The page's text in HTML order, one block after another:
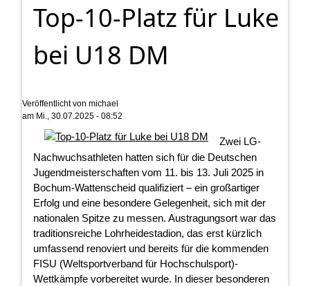
Top-10-Platz für Luke
bei U18 DM
Veröffentlicht von michael
am Mi., 30.07.2025 - 08:52
Zwei LG-
Nachwuchsathleten hatten sich für die Deutschen
Jugendmeisterschaften vom 11. bis 13. Juli 2025 in
Bochum-Wattenscheid qualifiziert – ein großartiger
Erfolg und eine besondere Gelegenheit, sich mit der
nationalen Spitze zu messen. Austragungsort war das
traditionsreiche Lohrheidestadion, das erst kürzlich
umfassend renoviert und bereits für die kommenden
FISU (Weltsportverband für Hochschulsport)-
Wettkämpfe vorbereitet wurde. In dieser besonderen